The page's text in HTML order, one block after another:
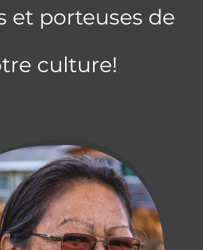
et porteuses de
culture!